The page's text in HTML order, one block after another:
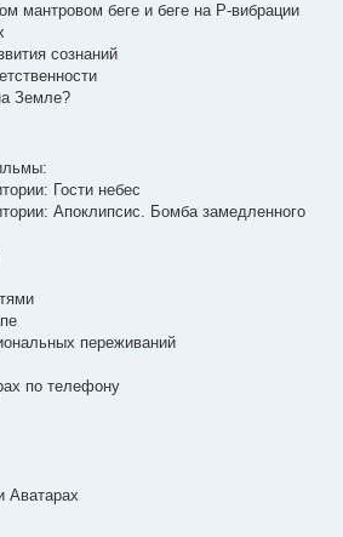
мантровом беге и беге на Р-вибрации
сознаний
Земле?
Гости небес
Апоклипсис. Бомба замедленного
переживаний
по телефону
Аватарах